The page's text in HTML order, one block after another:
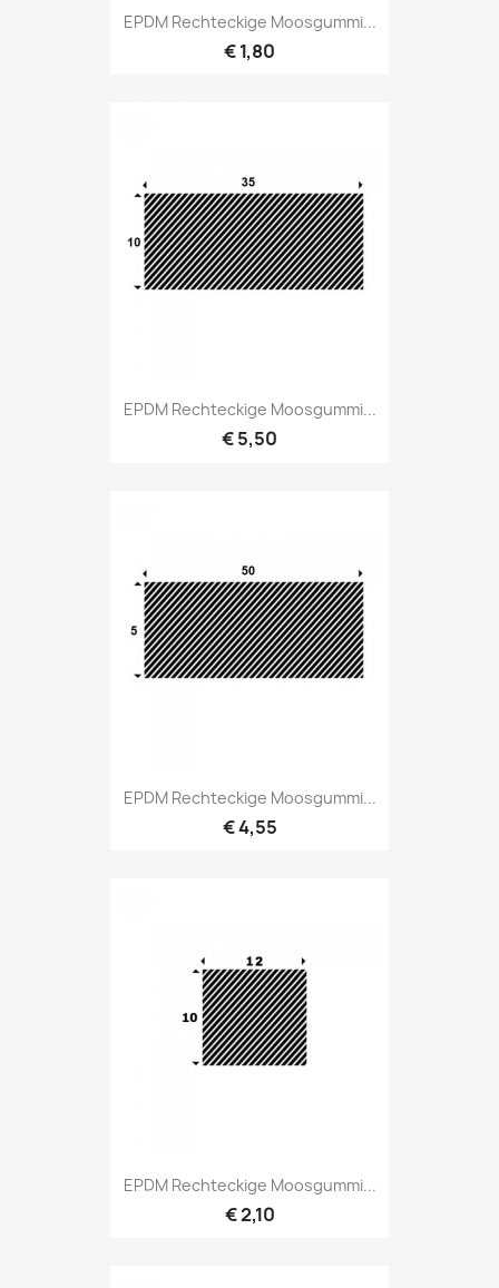
EPDM Rechteckige Moosgummi...
€ 1,80
EPDM Rechteckige Moosgummi...
€ 5,50
EPDM Rechteckige Moosgummi...
€ 4,55
EPDM Rechteckige Moosgummi...
€ 2,10